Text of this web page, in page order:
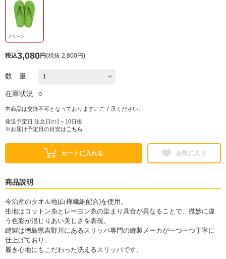
グリーン
税込3,080円(税抜 2,800円)
数 量
在庫状況 ○
本商品は交換不可となっております。ご了承ください。
発送予定日 注文日の1～10日後
※お届け予定日の目安は こちら
カートに入れる お気に入り
商品説明
今治産のタオル地(白樺繊維配合)を使用。
生地はコットン糸とレーヨン糸の染まり具合が異なることで、微妙に違
う色彩が混じりあい美しさを表現。
縫製は徳島県吉野川にあるスリッパ専門の縫製メーカが一つ一つ丁寧に
仕上げており、
履き心地にもこだわった洗えるスリッパです。